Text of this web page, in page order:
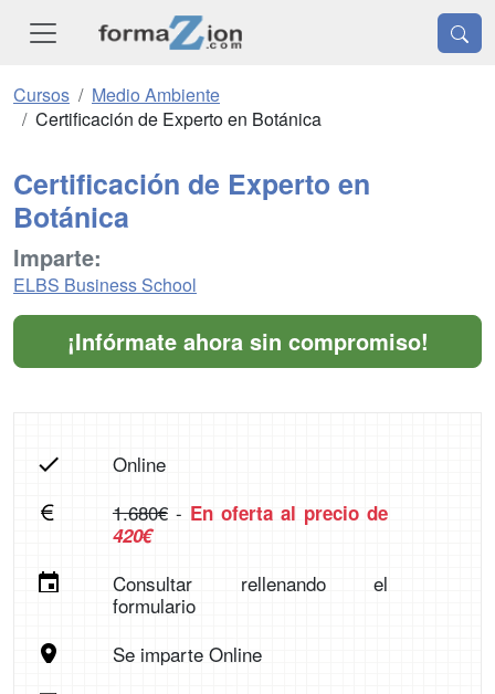
Cursos
Medio Ambiente
Certificación de Experto en Botánica
Certificación de Experto en
Botánica
Imparte:
ELBS Business School
¡Infórmate ahora sin compromiso!
Online
1.680€- En oferta al precio de
420€
Consultar rellenando el
formulario
Se imparte Online